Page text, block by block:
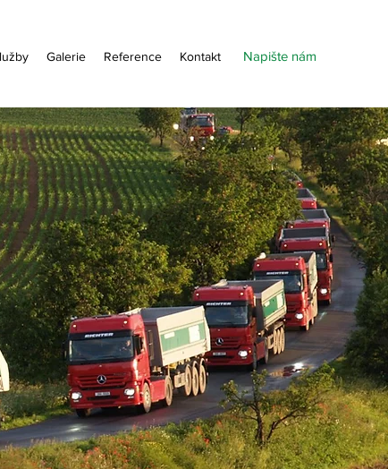
Galerie Reference Kontakt Napište nám